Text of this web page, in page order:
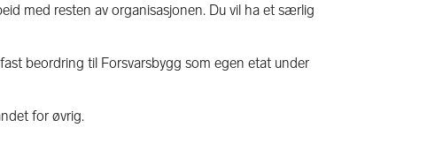
med resten av organisasjonen. Du vil ha et særlig
beordring til Forsvarsbygg som egen etat under
for øvrig.